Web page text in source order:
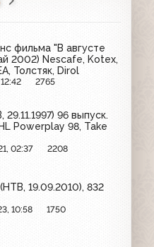
фильма "В августе
2002) Nescafe, Kotex,
Толстяк, Dirol
2765
96 выпуск.
Powerplay 98, Take
02:37 2208
19.09.2010), 832
10:58 1750